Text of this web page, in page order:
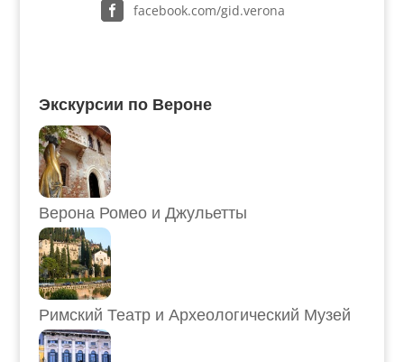
facebook.com/gid.verona
Экскурсии по Вероне
Верона Ромео и Джульетты
Римский Театр и Археологический Музей